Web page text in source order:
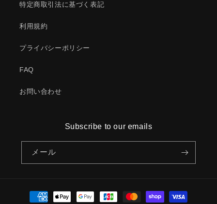
特定商取引法に基づく表記
利用規約
プライバシーポリシー
FAQ
お問い合わせ
Subscribe to our emails
メール
決